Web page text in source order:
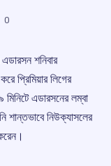
0
এডারসন শনিবার
প্রিমিয়ার লিগের
এডারসনের লম্বা
শান্তভাবে নিউক্যাসলের